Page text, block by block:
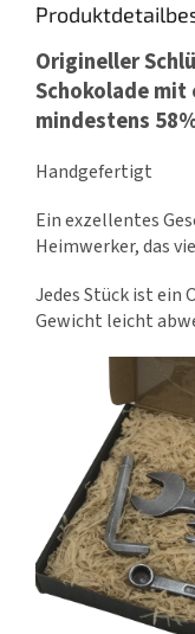
Origineller
Schokolade mit
mindestens
Handgefertigt
Ein exzellentes
Heimwerker, das
Jedes Stück ist ein
Gewicht leicht